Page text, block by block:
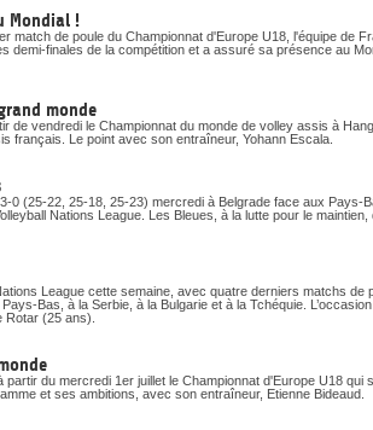
Mondial !
match de poule du Championnat d'Europe U18, l'équipe de
demi-finales de la compétition et a assuré sa présence au
monde
de vendredi le Championnat du monde de volley assis à
français. Le point avec son entraîneur, Yohann Escala.
3-0 (25-22, 25-18, 25-23) mercredi à Belgrade face aux Pays-
Nations League. Les Bleues, à la lutte pour le maintien,
League cette semaine, avec quatre derniers matchs de
Bas, à la Serbie, à la Bulgarie et à la Tchéquie. L’occasion
Rotar (25 ans).
du mercredi 1er juillet le Championnat d'Europe U18 qui
et ses ambitions, avec son entraîneur, Etienne Bideaud.